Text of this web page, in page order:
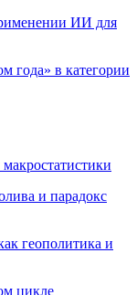
ИИ для
года» в категории
и парадокс
геополитика и
цикле